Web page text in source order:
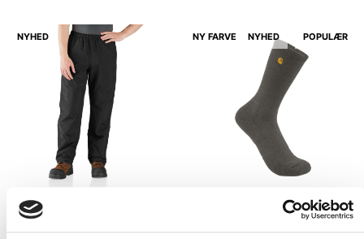
NYHED
CARHARTT MONTEREY PANT
NY FARVE NYHED POPULÆR
Flere varianter
CARHARTT MIDWEIGHT CREW